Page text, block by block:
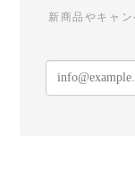
新商品やキャ